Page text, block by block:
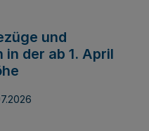
und
der ab 1. April